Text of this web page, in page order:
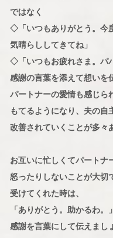
ではなく
◇「いつもありがとう。今
気晴らししてきてね」
◇「いつもお疲れさま。パ
感謝の言葉を添えて想いを
パートナーの愛情も感じら
もてるようになり、夫の自
改善されていくことが多々
お互いに忙しくてパートナ
怒ったりしないことが大切
受けてくれた時は、
「ありがとう。助かるわ。
感謝を言葉にして伝えまし